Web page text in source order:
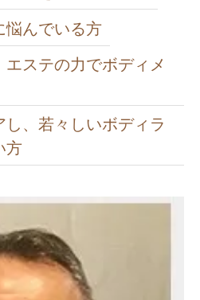
悩んでいる方
ステの力でボディメ
、若々しいボディラ
方